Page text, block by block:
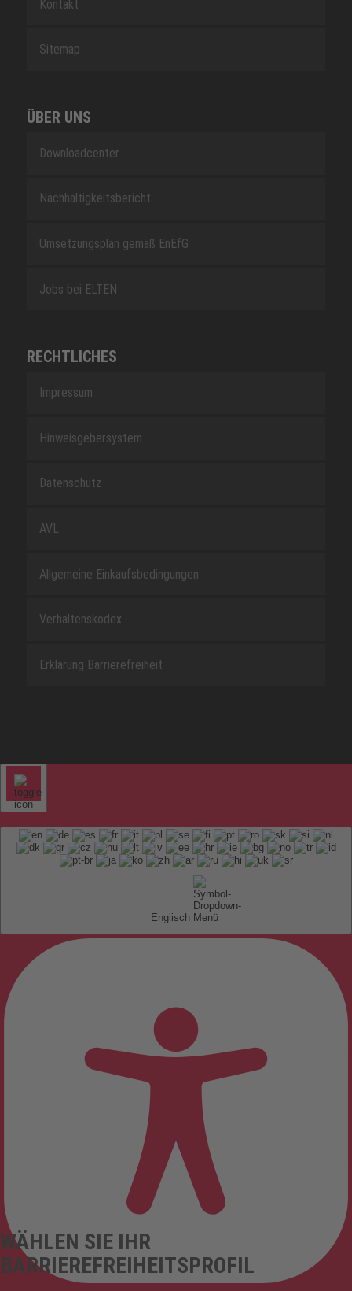
Kontakt
Sitemap
ÜBER UNS
Downloadcenter
Nachhaltigkeitsbericht
Umsetzungsplan gemäß EnEfG
Jobs bei ELTEN
RECHTLICHES
Impressum
Hinweisgebersystem
Datenschutz
AVL
Allgemeine Einkaufsbedingungen
Verhaltenskodex
Erklärung Barrierefreiheit
Englisch
WÄHLEN SIE IHR
BARRIEREFREIHEITSPROFIL